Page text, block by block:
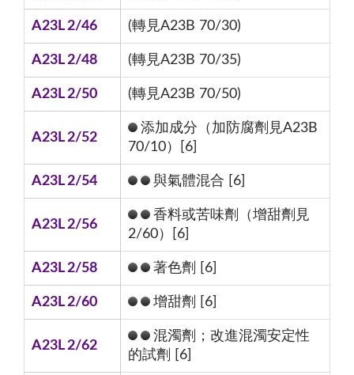
A23L 2/46 (轉見A23B 70/30)
A23L 2/48 (轉見A23B 70/35)
A23L 2/50 (轉見A23B 70/50)
A23L 2/52
添加成分（加防腐劑見A23B
70/10）[6]
A23L 2/54 與氣體混合 [6]
A23L 2/56
香料或苦味劑（增甜劑見
2/60）[6]
A23L 2/58 著色劑 [6]
A23L 2/60 增甜劑 [6]
A23L 2/62
混濁劑；改進混濁安定性
的試劑 [6]